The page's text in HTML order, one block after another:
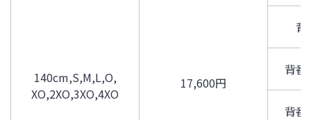
140cm,S,M,L,O,
XO,2XO,3XO,4XO
17,600円
背
背番
背番